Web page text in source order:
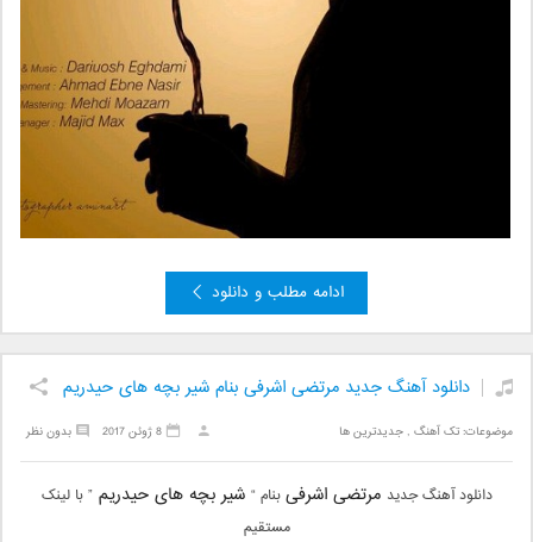
ادامه مطلب و دانلود
دانلود آهنگ جدید مرتضی اشرفی بنام شیر بچه های حیدریم
موضوعات:تک آهنگ ,جدیدترین ها بدون نظر 8 ژوئن 2017
دانلود آهنگ جدید مرتضی اشرفیبنام “ شیر بچه های حیدریم” با لینک
مستقیم